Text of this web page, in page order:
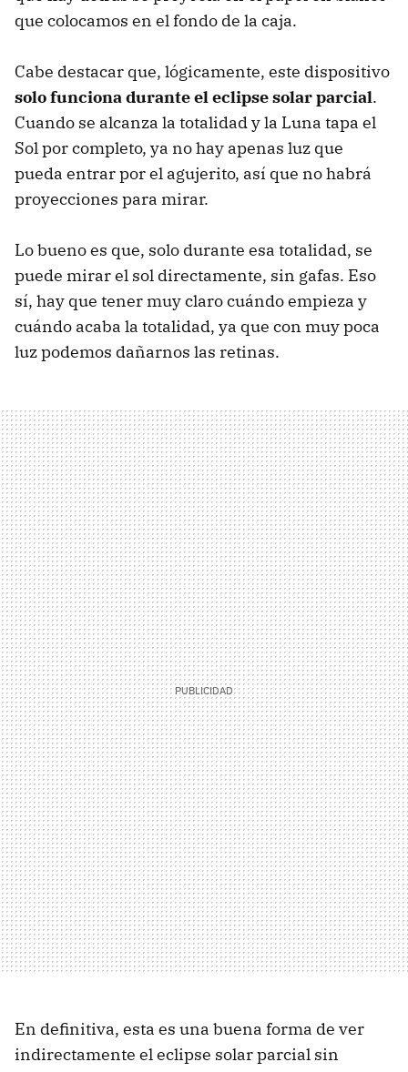
que colocamos en el fondo de la caja.
Cabe destacar que, lógicamente, este dispositivo
solo funciona durante el eclipse solar parcial.
Cuando se alcanza la totalidad y la Luna tapa el
Sol por completo, ya no hay apenas luz que
pueda entrar por el agujerito, así que no habrá
proyecciones para mirar.
Lo bueno es que, solo durante esa totalidad, se
puede mirar el sol directamente, sin gafas. Eso
sí, hay que tener muy claro cuándo empieza y
cuándo acaba la totalidad, ya que con muy poca
luz podemos dañarnos las retinas.
En definitiva, esta es una buena forma de ver
indirectamente el eclipse solar parcial sin